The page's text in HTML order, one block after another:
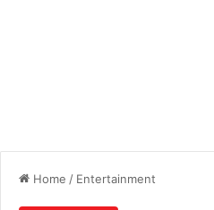
Home / Entertainment